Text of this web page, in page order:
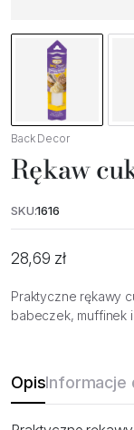
Back Decor
Rękaw
SKU:1616
28,69 zł
Praktyczne rękawy
babeczek, muffinek
OpisInformacje